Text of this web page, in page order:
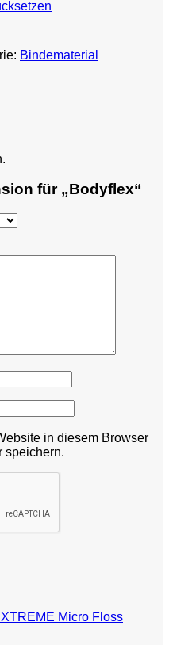
Bindematerial
für „Bodyflex“
in diesem Browser
speichern.